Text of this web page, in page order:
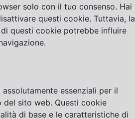
solo con il tuo consenso. Hai
questi cookie. Tuttavia, la
questi cookie potrebbe influire
essenziali per il
sito web. Questi cookie
di base e le caratteristiche di